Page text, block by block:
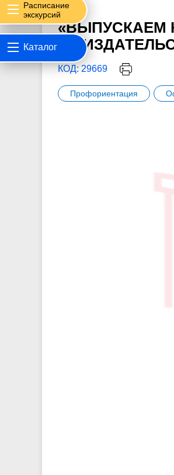
Расписание
экскурсий
Каталог
«ВЫПУСКАЕМ
ОТ
КОД: 29669
Профориентация